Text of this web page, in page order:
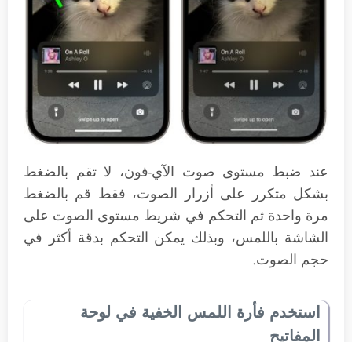
عند ضبط مستوى صوت الآي-فون، لا تقم بالضغط
بشكل متكرر على أزرار الصوت، فقط قم بالضغط
مرة واحدة ثم التحكم في شريط مستوى الصوت على
الشاشة باللمس، وبذلك يمكن التحكم بدقة أكثر في
حجم الصوت.
استخدم فأرة اللمس الخفية في لوحة
المفاتيح